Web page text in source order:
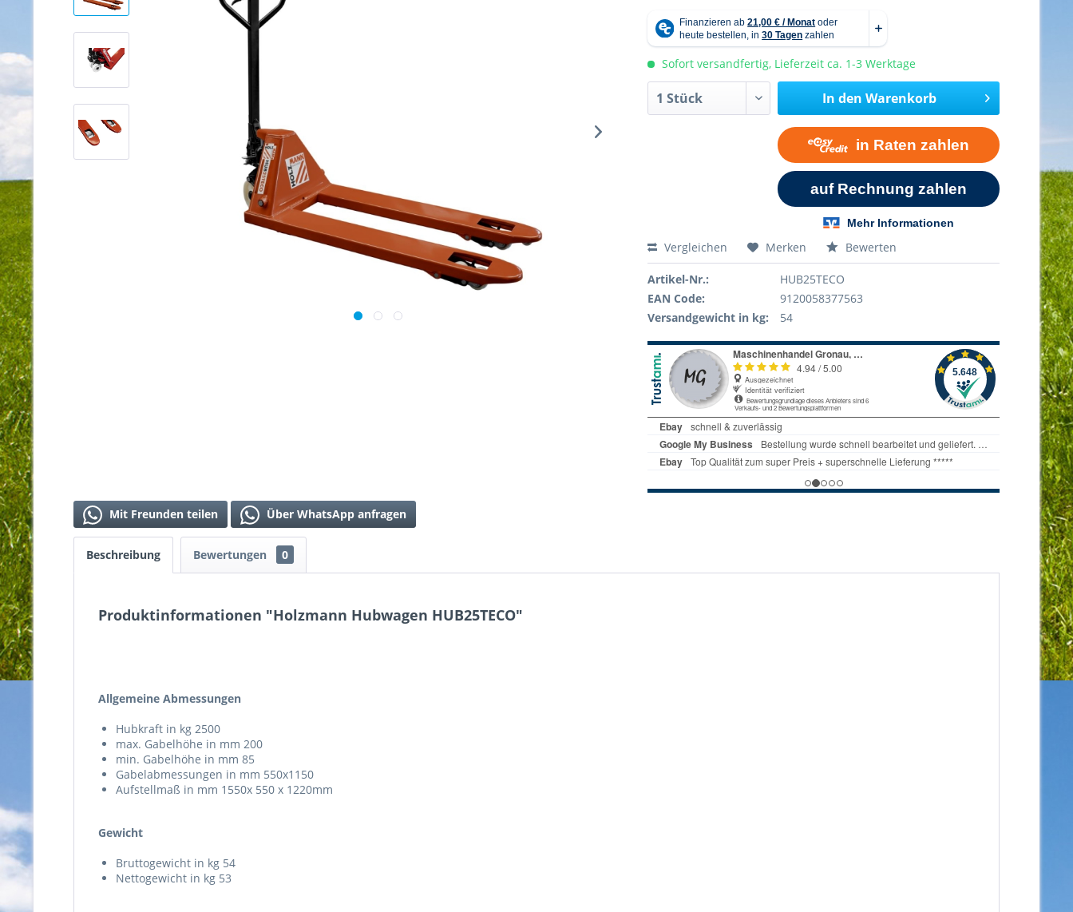
Sofort versandfertig, Lieferzeit ca. 1-3 Werktage
In den Warenkorb
Vergleichen Merken Bewerten
Artikel-Nr.:
HUB25TECO
EAN Code:
9120058377563
Versandgewicht in kg:
54
Mit Freunden teilen Über WhatsApp anfragen
Beschreibung Bewertungen 0
Produktinformationen "Holzmann Hubwagen HUB25TECO"
Allgemeine Abmessungen
Hubkraft in kg 2500
max. Gabelhöhe in mm 200
min. Gabelhöhe in mm 85
Gabelabmessungen in mm 550x1150
Aufstellmaß in mm 1550x 550 x 1220mm
Gewicht
Bruttogewicht in kg 54
Nettogewicht in kg 53